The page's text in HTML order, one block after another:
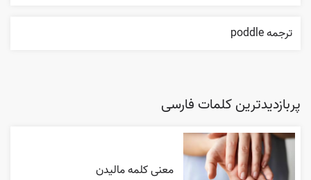
ترجمه poddle
پربازدیدترین کلمات فارسی
معنی کلمه مالیدن